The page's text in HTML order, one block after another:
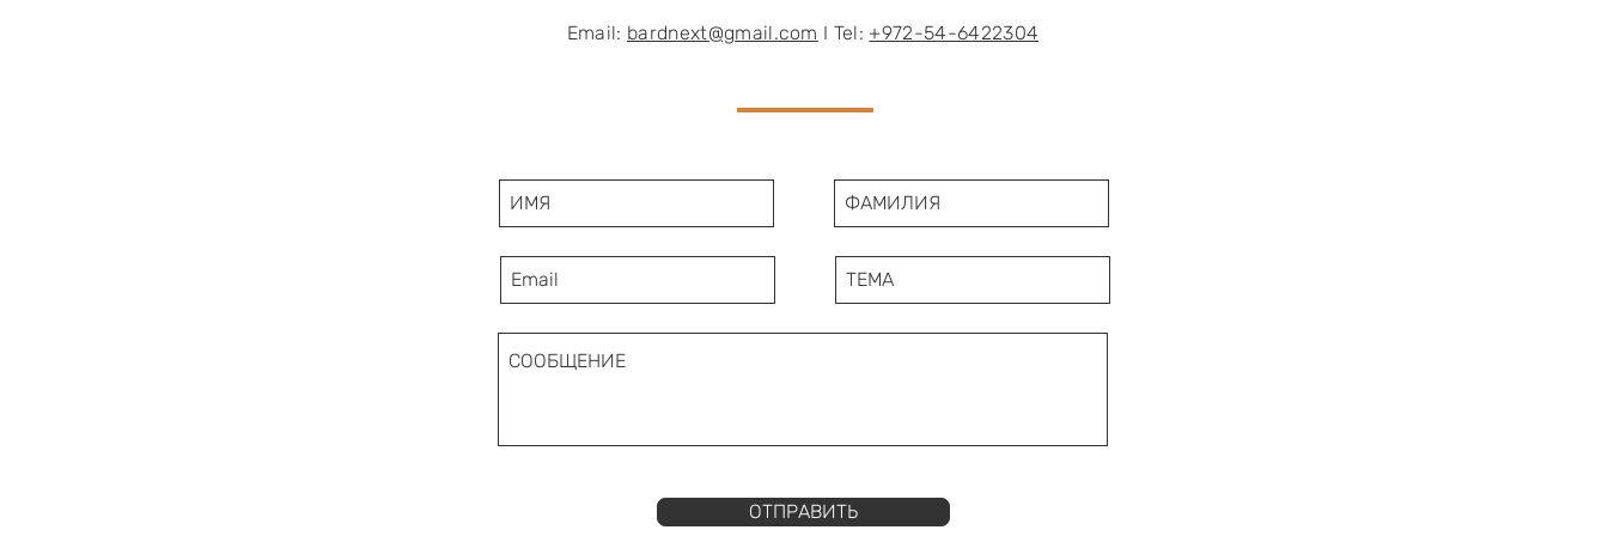
Email: bardnext@gmail.com I Tel:+972-54-6422304
ОТПРАВИТЬ